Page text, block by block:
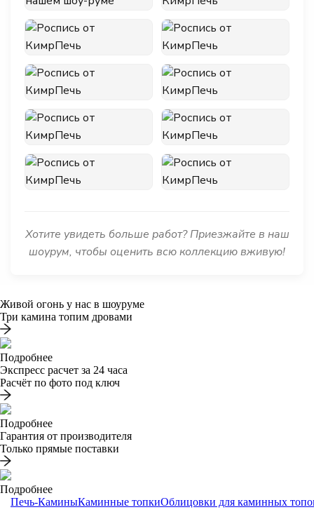
Хотите увидеть больше работ? Приезжайте в наш
шоурум, чтобы оценить всю коллекцию вживую!
Живой огонь у нас в шоуруме
Три камина топим дровами
Подробнее
Экспресс расчет за 24 часа
Расчёт по фото под ключ
Подробнее
Гарантия от производителя
Только прямые поставки
Подробнее
Печь-КаминыКаминные топкиОблицовки для каминных